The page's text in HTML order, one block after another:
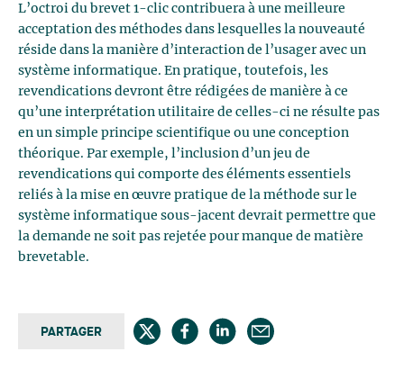
L’octroi du brevet 1-clic contribuera à une meilleure
acceptation des méthodes dans lesquelles la nouveauté
réside dans la manière d’interaction de l’usager avec un
système informatique. En pratique, toutefois, les
revendications devront être rédigées de manière à ce
qu’une interprétation utilitaire de celles-ci ne résulte pas
en un simple principe scientifique ou une conception
théorique. Par exemple, l’inclusion d’un jeu de
revendications qui comporte des éléments essentiels
reliés à la mise en œuvre pratique de la méthode sur le
système informatique sous-jacent devrait permettre que
la demande ne soit pas rejetée pour manque de matière
brevetable.
PARTAGER